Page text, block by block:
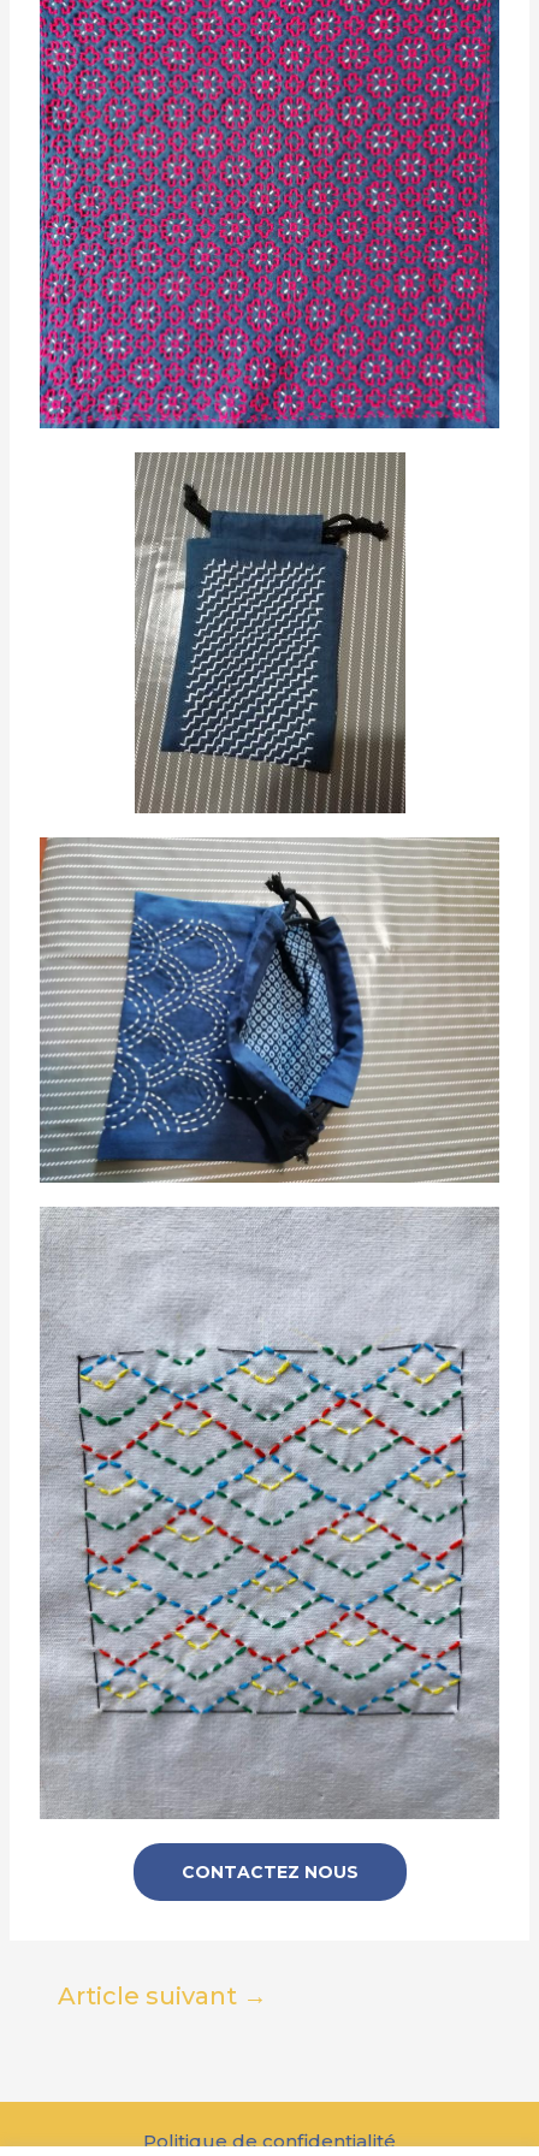
CONTACTEZ NOUS
Article suivant →
Politique de confidentialité